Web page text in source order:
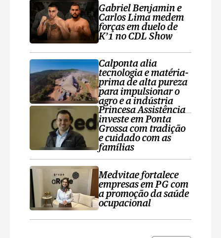
Gabriel Benjamin e
Carlos Lima medem
forças em duelo de
K’1 no CDL Show
Calponta alia
tecnologia e matéria-
prima de alta pureza
para impulsionar o
agro e a indústria
Princesa Assistência
investe em Ponta
Grossa com tradição
e cuidado com as
famílias
Medvitae fortalece
empresas em PG com
a promoção da saúde
ocupacional